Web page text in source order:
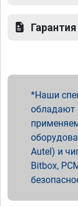
Наши
обладают
Autel) и
Bitbox,